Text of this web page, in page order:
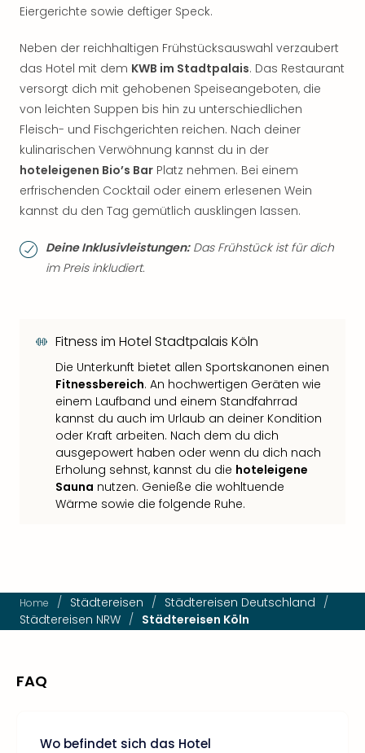
Eiergerichte sowie deftiger Speck.
Neben der reichhaltigen Frühstücksauswahl verzaubert
das Hotel mit dem KWB im Stadtpalais. Das Restaurant
versorgt dich mit gehobenen Speiseangeboten, die
von leichten Suppen bis hin zu unterschiedlichen
Fleisch- und Fischgerichten reichen. Nach deiner
kulinarischen Verwöhnung kannst du in der
hoteleigenen Bio’s Bar Platz nehmen. Bei einem
erfrischenden Cocktail oder einem erlesenen Wein
kannst du den Tag gemütlich ausklingen lassen.
Deine Inklusivleistungen:Das Frühstück ist für dich
im Preis inkludiert.
Fitness im Hotel Stadtpalais Köln
Die Unterkunft bietet allen Sportskanonen einen
Fitnessbereich. An hochwertigen Geräten wie
einem Laufband und einem Standfahrrad
kannst du auch im Urlaub an deiner Kondition
oder Kraft arbeiten. Nach dem du dich
ausgepowert haben oder wenn du dich nach
Erholung sehnst, kannst du die hoteleigene
Sauna nutzen. Genieße die wohltuende
Wärme sowie die folgende Ruhe.
Home / Städtereisen / Städtereisen Deutschland /
Städtereisen NRW / Städtereisen Köln
FAQ
Wo befindet sich das Hotel